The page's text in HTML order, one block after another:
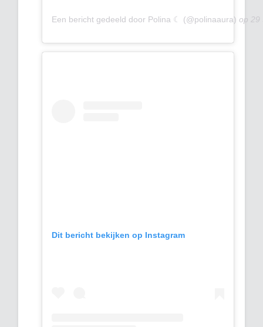
Een bericht gedeeld door Polina ☾ (@polinaaura) op 29
Dit bericht bekijken op Instagram